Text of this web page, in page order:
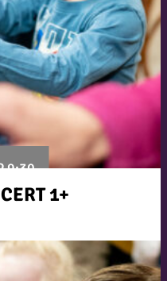
9:30
1+